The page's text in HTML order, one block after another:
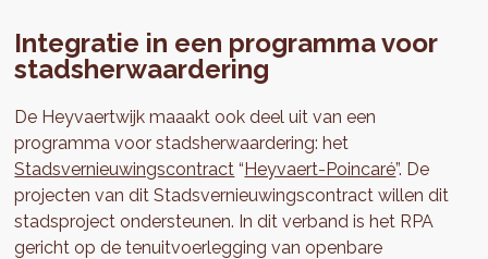
Integratie in een programma voor
stadsherwaardering
De Heyvaertwijk maaakt ook deel uit van een
programma voor stadsherwaardering: het
Stadsvernieuwingscontract “Heyvaert-Poincaré”. De
projecten van dit Stadsvernieuwingscontract willen dit
stadsproject ondersteunen. In dit verband is het RPA
gericht op de tenuitvoerlegging van openbare